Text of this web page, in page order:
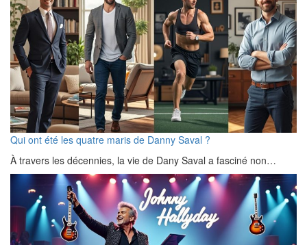
Qui ont été les quatre maris de Danny Saval ?
À travers les décennies, la vie de Dany Saval a fasciné non…